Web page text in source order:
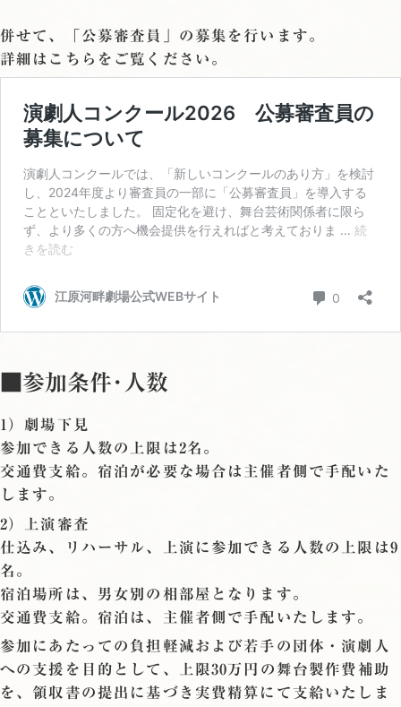
併せて、「公募審査員」の募集を行います。
詳細はこちらをご覧ください。
■参加条件･人数
1）劇場下見
参加できる人数の上限は2名。
交通費支給。宿泊が必要な場合は主催者側で手配いた
します。
2）上演審査
仕込み、リハーサル、上演に参加できる人数の上限は9
名。
宿泊場所は、男女別の相部屋となります。
交通費支給。宿泊は、主催者側で手配いたします。
参加にあたっての負担軽減および若手の団体・演劇人
への支援を目的として、上限30万円の舞台製作費補助
を、領収書の提出に基づき実費精算にて支給いたしま